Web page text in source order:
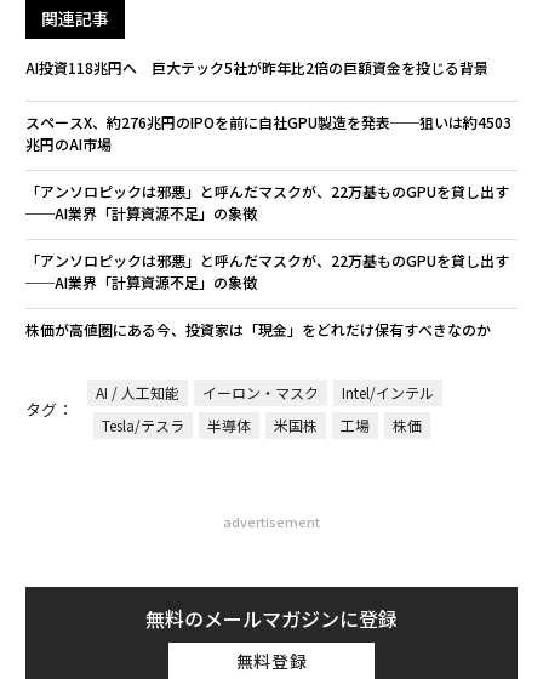
関連記事
AI投資118兆円へ 巨大テック5社が昨年比2倍の巨額資金を投じる背景
スペースX、約276兆円のIPOを前に自社GPU製造を発表──狙いは約4503
兆円のAI市場
「アンソロピックは邪悪」と呼んだマスクが、22万基ものGPUを貸し出す
──AI業界「計算資源不足」の象徴
「アンソロピックは邪悪」と呼んだマスクが、22万基ものGPUを貸し出す
──AI業界「計算資源不足」の象徴
株価が高値圏にある今、投資家は「現金」をどれだけ保有すべきなのか
タグ：
AI / 人工知能 イーロン・マスク
Intel/インテル
Tesla/テスラ
半導体 米国株 工場 株価
advertisement
無料のメールマガジンに登録
無料登録